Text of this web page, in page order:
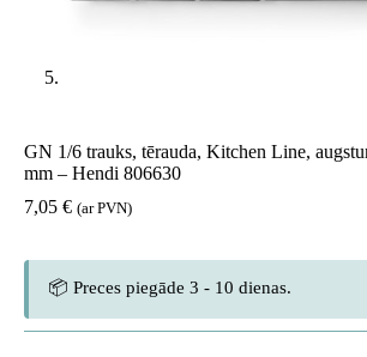
GN 1/6 trauks, tērauda, ​​Kitchen Line,
mm – Hendi 806630
7,05 € (ar PVN)
📦 Preces piegāde 3 - 10 dienas.